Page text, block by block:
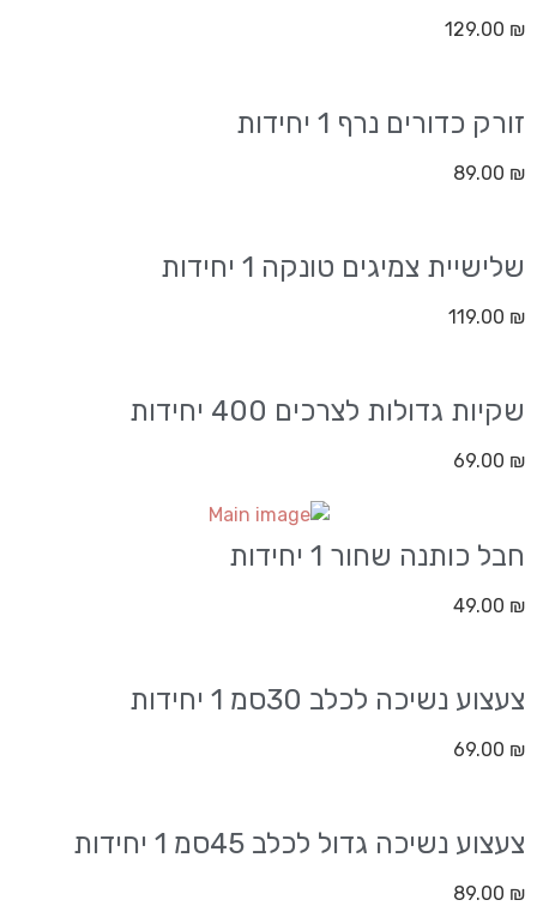
129.00 ₪
זורק כדורים נרף 1 יחידות
89.00 ₪
שלישיית צמיגים טונקה 1 יחידות
119.00 ₪
שקיות גדולות לצרכים 400 יחידות
69.00 ₪
חבל כותנה שחור 1 יחידות
49.00 ₪
צעצוע נשיכה לכלב 30סמ 1 יחידות
69.00 ₪
צעצוע נשיכה גדול לכלב 45סמ 1 יחידות
89.00 ₪